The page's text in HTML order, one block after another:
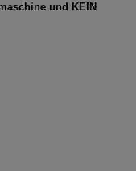
und KEIN